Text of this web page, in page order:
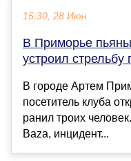
15:30, 28 Июн
В Приморье
устроил
В городе Артем
посетитель клуба
ранил троих
Baza, инцидент...